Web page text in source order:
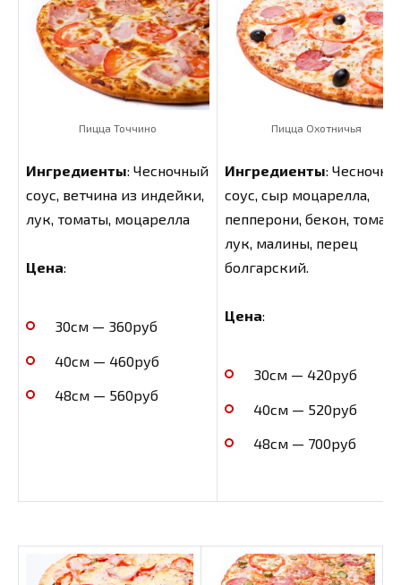
Пицца Точчино
Ингредиенты: Чесночный
соус, ветчина из индейки,
лук, томаты, моцарелла
Цена:
30см — 360руб
40см — 460руб
48см — 560руб
Пицца Охотничья
Ингредиенты:
соус, сыр моцарелла,
пепперони, бекон, томат,
лук, малины, перец
болгарский.
Цена:
30см — 420руб
40см — 520руб
48см — 700руб